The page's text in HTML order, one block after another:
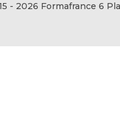
- 2026 Formafrance 6